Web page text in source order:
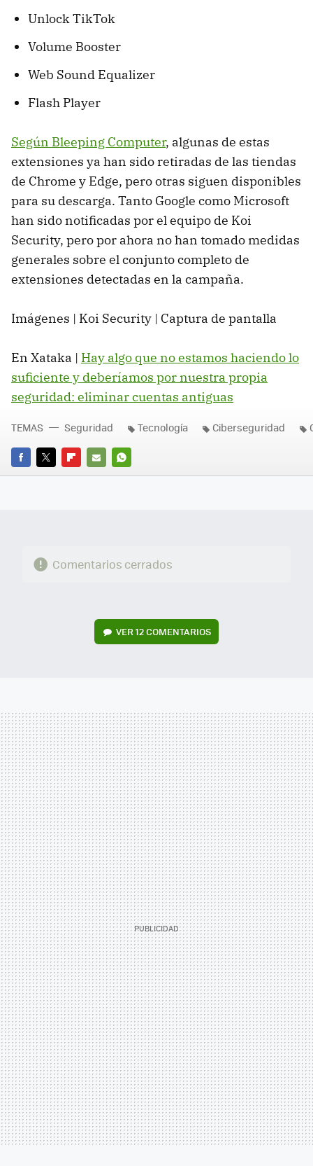
Unlock TikTok
Volume Booster
Web Sound Equalizer
Flash Player
Según Bleeping Computer, algunas de estas
extensiones ya han sido retiradas de las tiendas
de Chrome y Edge, pero otras siguen disponibles
para su descarga. Tanto Google como Microsoft
han sido notificadas por el equipo de Koi
Security, pero por ahora no han tomado medidas
generales sobre el conjunto completo de
extensiones detectadas en la campaña.
Imágenes | Koi Security | Captura de pantalla
En Xataka | Hay algo que no estamos haciendo lo
suficiente y deberíamos por nuestra propia
seguridad: eliminar cuentas antiguas
FACEBOOK
TWITTERFLIPBOARD
E-
WHATSAPP
TEMAS Seguridad Tecnología Ciberseguridad
Comentarios cerrados
VER 12 COMENTARIOS